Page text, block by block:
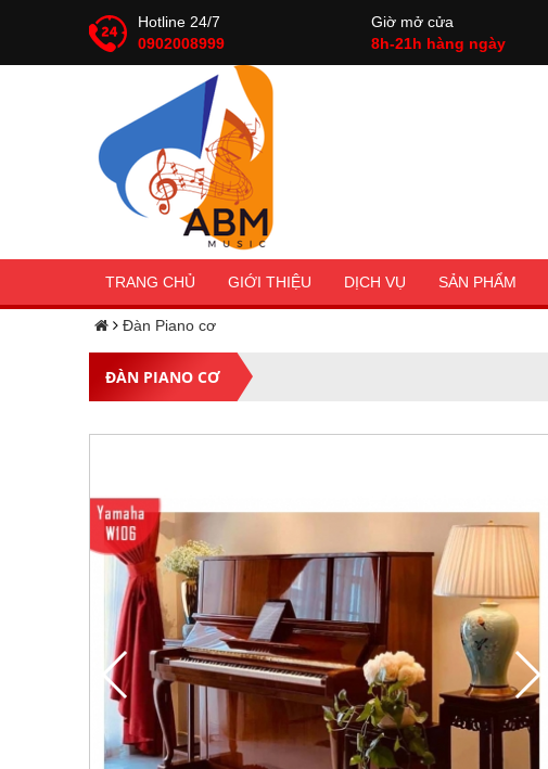
Hotline 24/7
0902008999
Giờ mở cửa
8h-21h hàng ngày
TRANG CHỦ GIỚI THIỆU DỊCH VỤ SẢN PHẨM
Đàn Piano cơ
ĐÀN PIANO CƠ